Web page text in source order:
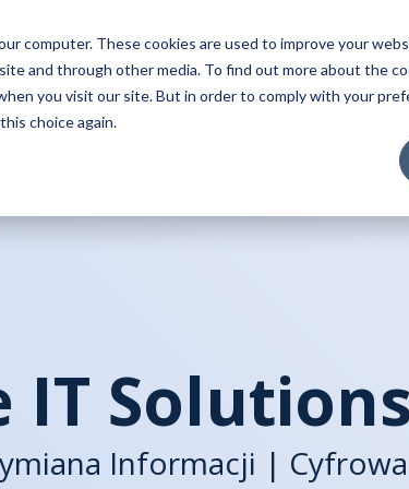
computer. These cookies are used to improve your
and through other media. To find out more about the
you visit our site. But in order to comply with your
choice again.
Platformy
– elektroniczna wymiana
– platforma Sales Force
Automation
eSign– platforma autoryzacji i
cyfrowego podpisywania
e-Fakturowanie
Lokalna zgodność
Niemcy: e-fakturowanie
Przegląd lokalnych rozwiązań
Klienci
Case studies
Infinite
Informacji |